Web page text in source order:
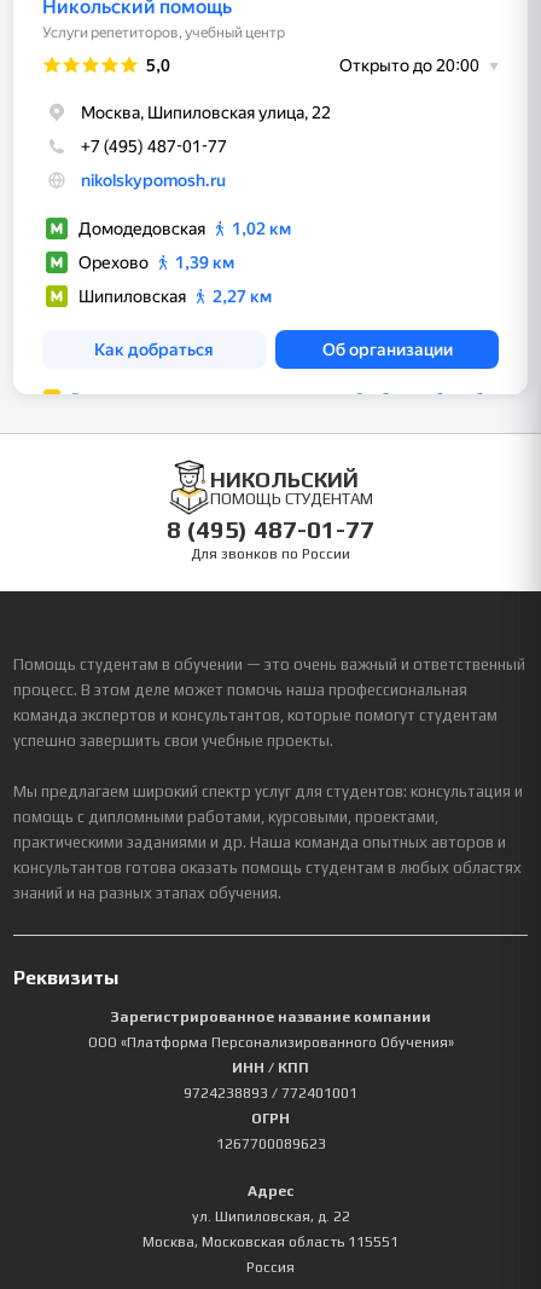
НИКОЛЬСКИЙ
ПОМОЩЬ СТУДЕНТАМ
8 (495) 487-01-77
Для звонков по России
Помощь студентам в обучении — это очень важный и ответственный
процесс. В этом деле может помочь наша профессиональная
команда экспертов и консультантов, которые помогут студентам
успешно завершить свои учебные проекты.
Мы предлагаем широкий спектр услуг для студентов: консультация и
помощь с дипломными работами, курсовыми, проектами,
практическими заданиями и др. Наша команда опытных авторов и
консультантов готова оказать помощь студентам в любых областях
знаний и на разных этапах обучения.
Реквизиты
Зарегистрированное название компании
ООО «Платформа Персонализированного Обучения»
ИНН / КПП
9724238893 / 772401001
ОГРН
1267700089623
Адрес
ул. Шипиловская, д. 22
Москва, Московская область 115551
Россия